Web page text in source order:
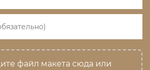
файл макета сюда или